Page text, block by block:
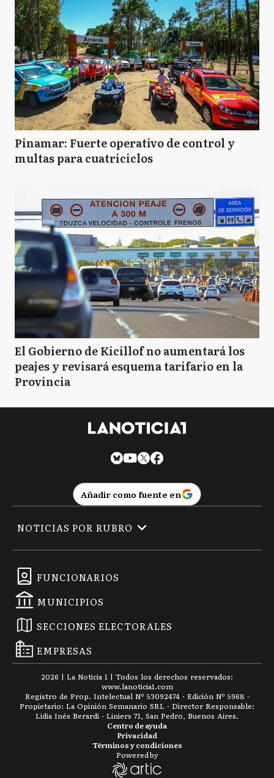
Pinamar: Fuerte operativo de control y
multas para cuatriciclos
El Gobierno de Kicillof no aumentará los
peajes y revisará esquema tarifario en la
Provincia
Añadir como fuente en
FUNCIONARIOS
MUNICIPIOS
SECCIONES ELECTORALES
EMPRESAS
NOTICIAS POR RUBRO
2026 | La Noticia 1 | Todos los derechos reservados:
www.lanoticia1.com
Registro de Prop. Intelectual Nº 53092474 · Edición Nº 5968 -
Propietario: La Opinión Semanario SRL - Director Responsable:
Lidia Inés Berardi - Liniers 71, San Pedro, Buenos Aires.
Términos y condiciones
Privacidad
Centro de ayuda
Powered by